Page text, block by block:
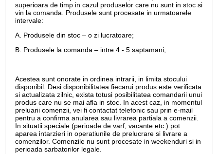
superioara de timp in cazul produselor care nu sunt in stoc si
vin la comanda. Produsele sunt procesate in urmatoarele
intervale:
A. Produsele din stoc – o zi lucratoare;
B. Produsele la comanda – intre 4 - 5 saptamani;
Acestea sunt onorate in ordinea intrarii, in limita stocului
disponibil. Desi disponibilitatea fiecarui produs este verificata
si actualizata zilnic, exista totusi posibilitatea comandarii unui
produs care nu se mai afla in stoc. In acest caz, in momentul
preluarii comenzii, vei fi contactat telefonic sau prin e-mail
pentru a confirma anularea sau livrarea partiala a comenzii.
In situatii speciale (perioade de varf, vacante etc.) pot
aparea intarzieri in operatiunile de prelucrare si livrare a
comenzilor. Comenzile nu sunt procesate in weekenduri si in
perioada sarbatorilor legale.